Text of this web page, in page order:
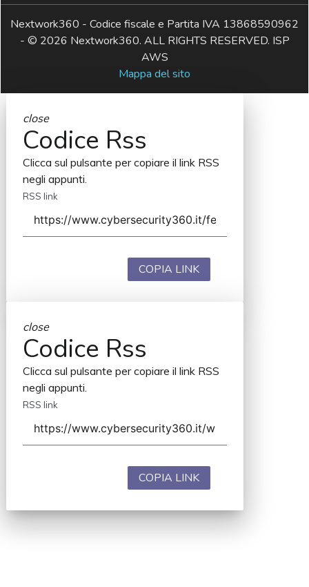
Nextwork360 - Codice fiscale e Partita IVA 13868590962
- © 2026 Nextwork360. ALL RIGHTS RESERVED. ISP
AWS
Mappa del sito
close
Codice Rss
Clicca sul pulsante per copiare il link RSS
negli appunti.
RSS link
COPIA LINK
close
Codice Rss
Clicca sul pulsante per copiare il link RSS
negli appunti.
RSS link
COPIA LINK